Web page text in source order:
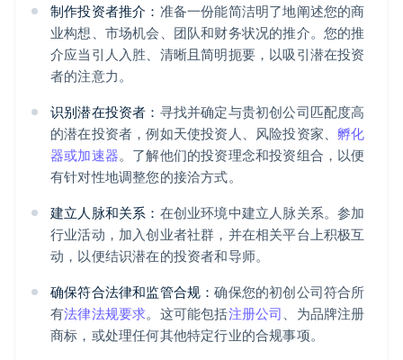
制作投资者推介： 准备一份能简洁明了地阐述您的商
业构想、市场机会、团队和财务状况的推介。您的推
介应当引人入胜、清晰且简明扼要，以吸引潜在投资
者的注意力。
识别潜在投资者： 寻找并确定与贵初创公司匹配度高
的潜在投资者，例如天使投资人、风险投资家、 孵化
器或加速器。了解他们的投资理念和投资组合，以便
有针对性地调整您的接洽方式。
建立人脉和关系： 在创业环境中建立人脉关系。参加
行业活动，加入创业者社群，并在相关平台上积极互
动，以便结识潜在的投资者和导师。
确保符合法律和监管合规：确保您的初创公司符合所
有法律法规要求。这可能包括注册公司
、为品牌注册
商标，或处理任何其他特定行业的合规事项。